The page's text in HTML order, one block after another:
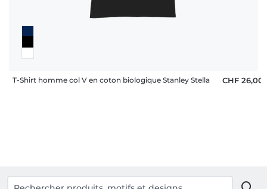
T-Shirt homme col V en coton biologique Stanley Stella CHF 26,00